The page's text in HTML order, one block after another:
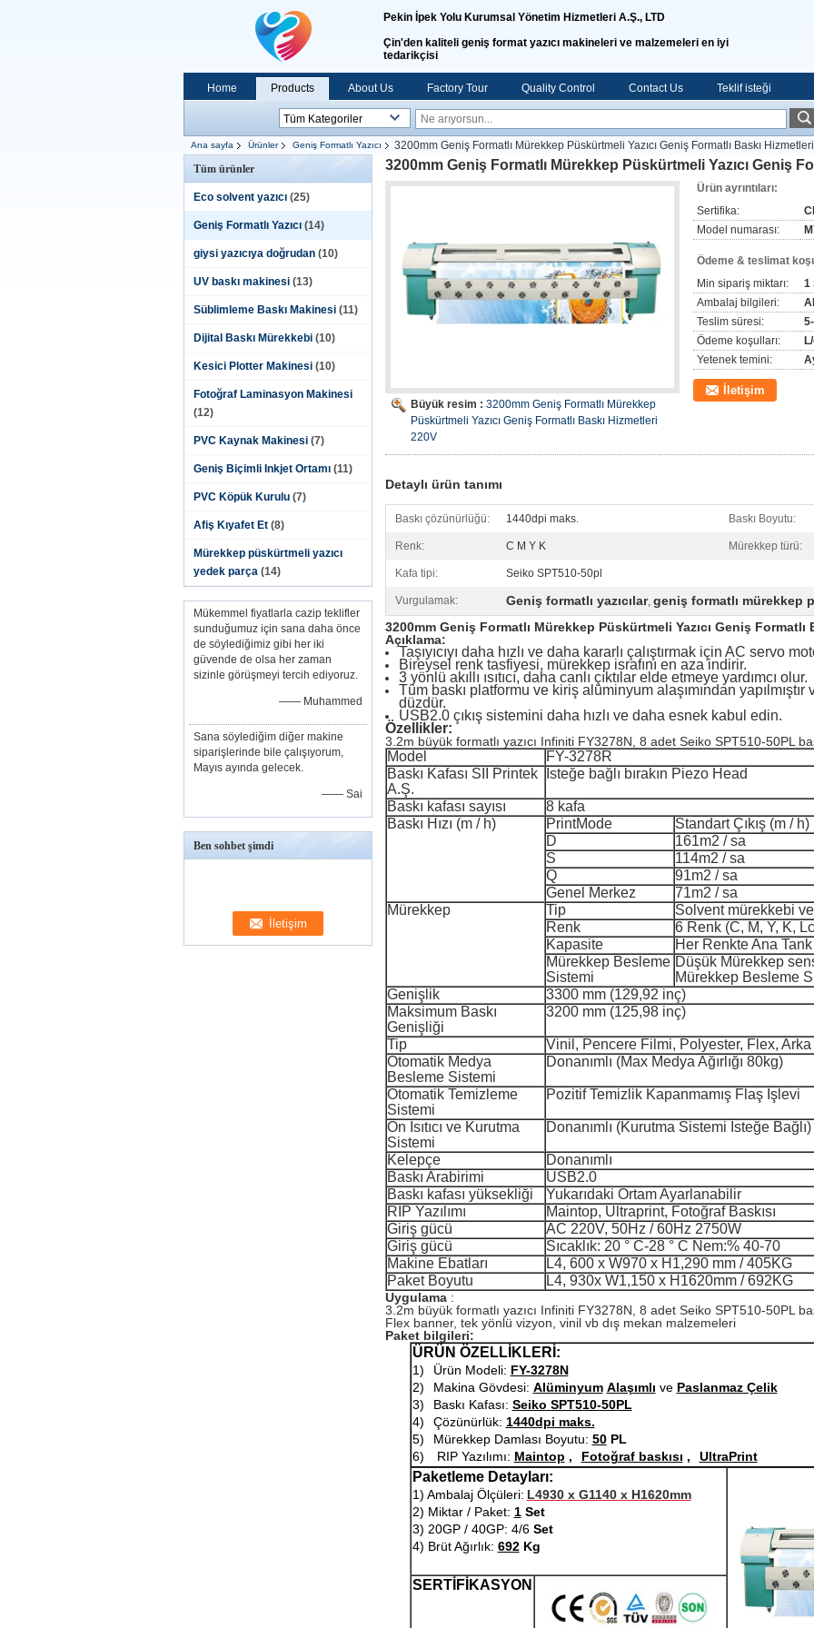
Pekin İpek Yolu Kurumsal Yönetim Hizmetleri A.Ş., LTD
Çin'den kaliteli geniş format yazıcı makineleri ve malzemeleri en iyi
tedarikçisi
Home Products About Us Factory Tour Quality Control Contact Us Teklif isteği
Ana sayfa Ürünler Geniş Formatlı Yazıcı
3200mm Geniş Formatlı Mürekkep Püskürtmeli Yazıcı Geniş Formatlı Baskı
Tüm ürünler
Eco solvent yazıcı (25)
Geniş Formatlı Yazıcı (14)
giysi yazıcıya doğrudan (10)
UV baskı makinesi (13)
Süblimleme Baskı Makinesi (11)
Dijital Baskı Mürekkebi (10)
Kesici Plotter Makinesi (10)
Fotoğraf Laminasyon Makinesi
(12)
PVC Kaynak Makinesi (7)
Geniş Biçimli Inkjet Ortamı (11)
PVC Köpük Kurulu (7)
Afiş Kıyafet Et (8)
Mürekkep püskürtmeli yazıcı
yedek parça (14)
Mükemmel fiyatlarla cazip teklifler
sunduğumuz için sana daha önce
de söylediğimiz gibi her iki
güvende de olsa her zaman
sizinle görüşmeyi tercih ediyoruz.
—— Muhammed
Sana söylediğim diğer makine
siparişlerinde bile çalışıyorum,
Mayıs ayında gelecek.
—— Sai
Ben sohbet şimdi
3200mm Geniş Formatlı Mürekkep Püskürtmeli Yazıcı Geniş
Büyük resim : 3200mm Geniş Formatlı Mürekkep
Püskürtmeli Yazıcı Geniş Formatlı Baskı Hizmetleri
220V
Ürün ayrıntıları:
Sertifika:
Model numarası:
Ödeme & teslimat
Min sipariş miktarı:
1
Ambalaj bilgileri:
Teslim süresi:
Ödeme koşulları:
Yetenek temini:
İletişim
Detaylı ürün tanımı
Baskı çözünürlüğü: 1440dpi maks. Baskı Boyutu:
Renk: C M Y K Mürekkep türü:
Kafa tipi: Seiko SPT510-50pl
Vurgulamak: Geniş formatlı yazıcılar, geniş formatlı mürekkep
3200mm Geniş Formatlı Mürekkep Püskürtmeli Yazıcı Geniş Formatlı
Açıklama:
Taşıyıcıyı daha hızlı ve daha kararlı çalıştırmak için AC servo
Bireysel renk tasfiyesi, mürekkep israfını en aza indirir.
3 yönlü akıllı ısıtıcı, daha canlı çıktılar elde etmeye yardımcı olur.
Tüm baskı platformu ve kiriş alüminyum alaşımından
düzdür.
USB2.0 çıkış sistemini daha hızlı ve daha esnek kabul edin.
Özellikler:
3.2m büyük formatlı yazıcı Infiniti FY3278N, 8 adet Seiko SPT510-50PL
Model
FY-3278R
Baskı Kafası SII Printek
A.Ş.
İsteğe bağlı bırakın Piezo Head
Baskı kafası sayısı
8 kafa
Baskı Hızı (m / h)
PrintMode
Standart Çıkış (m / h)
D
161m2 / sa
S
114m2 / sa
Q
91m2 / sa
Genel Merkez
71m2 / sa
Mürekkep
Tip
Solvent mürekkebi
Renk
6 Renk (C, M, Y, K,
Kapasite
Her Renkte Ana
Mürekkep Besleme
Sistemi
Düşük Mürekkep
Mürekkep Besleme
Genişlik
3300 mm (129,92 inç)
Maksimum Baskı
Genişliği
3200 mm (125,98 inç)
Tip
Vinil, Pencere Filmi, Polyester, Flex, Arka
Otomatik Medya
Besleme Sistemi
Donanımlı (Max Medya Ağırlığı 80kg)
Otomatik Temizleme
Sistemi
Pozitif Temizlik Kapanmamış Flaş İşlevi
Ön Isıtıcı ve Kurutma
Sistemi
Donanımlı (Kurutma Sistemi İsteğe Bağlı)
Kelepçe
Donanımlı
Baskı Arabirimi
USB2.0
Baskı kafası yüksekliği
Yukarıdaki Ortam Ayarlanabilir
RIP Yazılımı
Maintop, Ultraprint, Fotoğraf Baskısı
Giriş gücü
AC 220V, 50Hz / 60Hz 2750W
Giriş gücü
Sıcaklık: 20 ° C-28 ° C Nem:% 40-70
Makine Ebatları
L4, 600 x W970 x H1,290 mm / 405KG
Paket Boyutu
L4, 930x W1,150 x H1620mm / 692KG
Uygulama :
3.2m büyük formatlı yazıcı Infiniti FY3278N, 8 adet Seiko SPT510-50PL
Flex banner, tek yönlü vizyon, vinil vb dış mekan malzemeleri
Paket bilgileri:
ÜRÜN ÖZELLİKLERİ:
1) Ürün Modeli: FY-3278N
2)
Makina Gövdesi: Alüminyum Alaşımlı ve Paslanmaz Çelik
3)
Baskı Kafası: Seiko SPT510-50PL
4)
Çözünürlük: 1440dpi maks.
5)
Mürekkep Damlası Boyutu: 50PL
6)
RIP Yazılımı: Maintop , Fotoğraf baskısı , UltraPrint
Paketleme Detayları:
1) Ambalaj Ölçüleri: L4930 x G1140 x H1620mm
2) Miktar / Paket: 1 Set
3) 20GP / 40GP: 4/6 Set
4) Brüt Ağırlık: 692Kg
SERTİFİKASYON